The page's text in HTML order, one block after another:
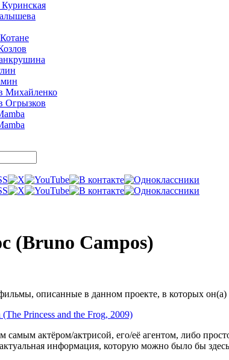
Михайленко
Огрызков
(Bruno Campos)
описанные в данном проекте, в которых он(а)
Princess and the Frog, 2009)
самым актёром/актрисой, его/её агентом, либо
информация, которую можно было бы